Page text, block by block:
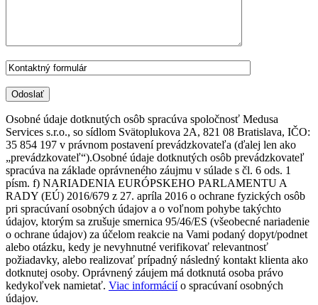
Osobné údaje dotknutých osôb spracúva spoločnosť Medusa
Services s.r.o., so sídlom Svätoplukova 2A, 821 08 Bratislava, IČO:
35 854 197 v právnom postavení prevádzkovateľa (ďalej len ako
„prevádzkovateľ“).Osobné údaje dotknutých osôb prevádzkovateľ
spracúva na základe oprávneného záujmu v súlade s čl. 6 ods. 1
písm. f) NARIADENIA EURÓPSKEHO PARLAMENTU A
RADY (EÚ) 2016/679 z 27. apríla 2016 o ochrane fyzických osôb
pri spracúvaní osobných údajov a o voľnom pohybe takýchto
údajov, ktorým sa zrušuje smernica 95/46/ES (všeobecné nariadenie
o ochrane údajov) za účelom reakcie na Vami podaný dopyt/podnet
alebo otázku, kedy je nevyhnutné verifikovať relevantnosť
požiadavky, alebo realizovať prípadný následný kontakt klienta ako
dotknutej osoby. Oprávnený záujem má dotknutá osoba právo
kedykoľvek namietať. Viac informáciío spracúvaní osobných
údajov.